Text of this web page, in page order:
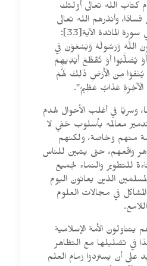
الله تعالى أولئك
وأنذرهم الله تعالى
بعذاب أليم، كما جاء في سورة المائدة الآية[33]:
اللَّهَ وَرَسُولَهُ وَيَسْعَوْنَ فِي
يُصَلَّبُوا أَوْ تُقَطَّعَ أَيْدِيهِمْ
مِنَ الْأَرْضِ ذَلِكَ لَهُمْ
الْآَخِرَةِ عَذَابٌ عَظِيمٌ”.
وسريًا في أغلب الأحوال لهدم
معالمه بأسلوب خفي لا
منهم وخاصة، ولكنهم
واقعهم، حتى يتبين للناس
للتطوير والنماء لجميع
الذين يعانون اليوم
في مجالات العلوم
يتناولون الأمة الإسلامية
في تضليلها مع التظاهر
أن يستردوا زمام العلم